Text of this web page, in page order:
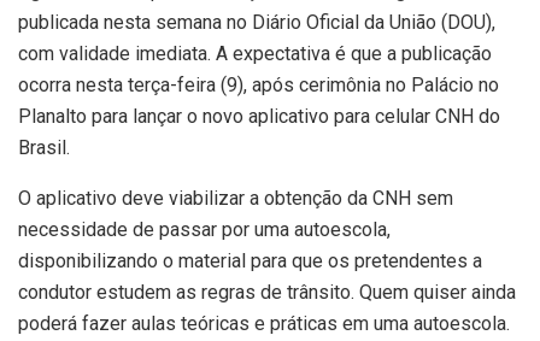
publicada nesta semana no Diário Oficial da União (DOU),
com validade imediata. A expectativa é que a publicação
ocorra nesta terça-feira (9), após cerimônia no Palácio no
Planalto para lançar o novo aplicativo para celular CNH do
Brasil.
O aplicativo deve viabilizar a obtenção da CNH sem
necessidade de passar por uma autoescola,
disponibilizando o material para que os pretendentes a
condutor estudem as regras de trânsito. Quem quiser ainda
poderá fazer aulas teóricas e práticas em uma autoescola.